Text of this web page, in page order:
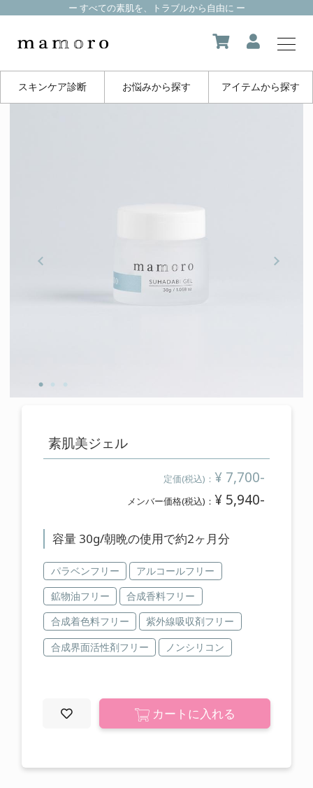
ー すべての素肌を、トラブルから自由に ー
スキンケア診断 お悩みから探す アイテムから探す
製品一覧
salon
メンバー登録案内
ご使用上の注意
プライバシーポリシー
0120-820-110
素肌美ジェル
定価(税込)： ¥ 7,700-
メンバー価格(税込)： ¥ 5,940-
容量 30g/朝晩の使用で約2ヶ月分
パラベンフリー
アルコールフリー
鉱物油フリー
合成香料フリー
合成着色料フリー
紫外線吸収剤フリー
合成界面活性剤フリー
ノンシリコン
カートに入れる